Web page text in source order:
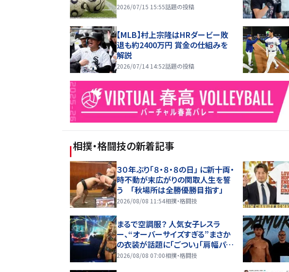
2026/07/15 15:55話題の投稿
【MLB】村上宗隆はHRダービー敗
退も約2400万円 賞金の仕組みを
解説
2026/07/14 14:52話題の投稿
相撲・格闘技の新着記事
３０年ぶり「８・８・８の日」 に新十両・
時不動が末広がりの関取人生を誓
う 「秋場所は全勝優勝目指す」
2026/08/08 11:54相撲・格闘技
まるで空調服？ 人気女子レスラ
ー、“オーバーサイズすぎる”まさか
の衣装が話題に「ごつい」「肩幅パッ
ドすご」
2026/08/08 07:00相撲・格闘技